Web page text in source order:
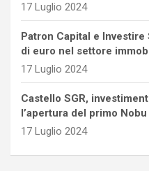
17 Luglio 2024
Patron Capital e
di euro nel settore
17 Luglio 2024
Castello SGR,
l’apertura del primo
17 Luglio 2024